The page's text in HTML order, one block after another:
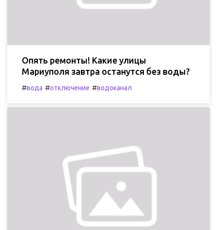
Опять ремонты! Какие улицы
Мариуполя завтра останутся без воды?
#вода #отключение #водоканал